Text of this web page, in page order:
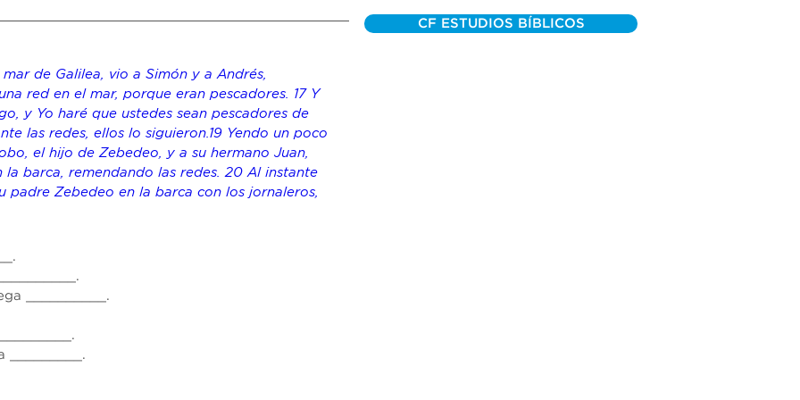
de Galilea, vio a Simón y a Andrés,
red en el mar, porque eran pescadores. 17 Y
y Yo haré que ustedes sean pescadores de
las redes, ellos lo siguieron.19 Yendo un poco
el hijo de Zebedeo, y a su hermano Juan,
barca, remendando las redes. 20 Al instante
padre Zebedeo en la barca con los jornaleros,
.
.
.
.
CF ESTUDIOS BÍBLICOS